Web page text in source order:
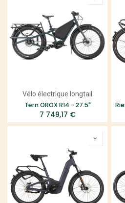
Vélo électrique longtail
Tern OROX R14 - 27.5"
7 749,17 €